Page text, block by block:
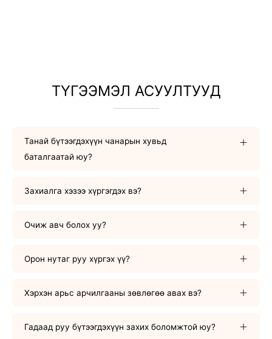
ТҮГЭЭМЭЛ АСУУЛТУУД
Танай бүтээгдэхүүн чанарын хувьд
баталгаатай юу?
Захиалга хэзээ хүргэгдэх вэ?
Очиж авч болох уу?
Орон нутаг руу хүргэх үү?
Хэрхэн арьс арчилгааны зөвлөгөө авах вэ?
Гадаад руу бүтээгдэхүүн захих боломжтой юу?